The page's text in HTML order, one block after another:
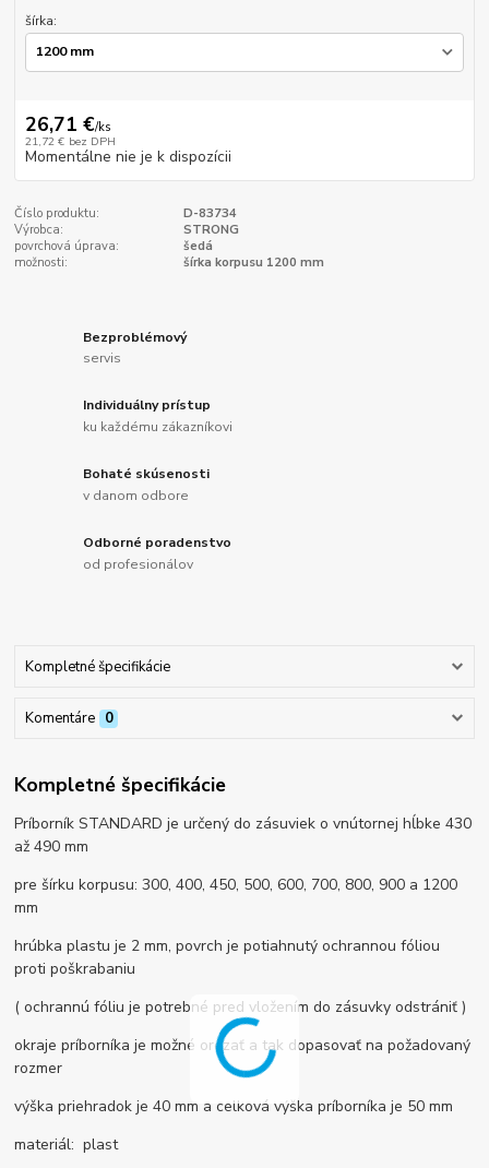
šírka:
26,71 €/ks
21,72 € bez DPH
Momentálne nie je k dispozícii
Číslo produktu:
D-83734
Výrobca:
STRONG
povrchová úprava:
šedá
možnosti:
šírka korpusu 1200 mm
Bezproblémový
servis
Individuálny prístup
ku každému zákazníkovi
Bohaté skúsenosti
v danom odbore
Odborné poradenstvo
od profesionálov
Kompletné špecifikácie
Komentáre 0
Kompletné špecifikácie
Príborník STANDARD je určený do zásuviek o vnútornej hĺbke 430
až 490 mm
pre šírku korpusu: 300, 400, 450, 500, 600, 700, 800, 900 a 1200
mm
hrúbka plastu je 2 mm, povrch je potiahnutý ochrannou fóliou
proti poškrabaniu
( ochrannú fóliu je potrebné pred vložením do zásuvky odstrániť )
okraje príborníka je možné orezať a tak dopasovať na požadovaný
rozmer
výška priehradok je 40 mm a celková výška príborníka je 50 mm
materiál: plast